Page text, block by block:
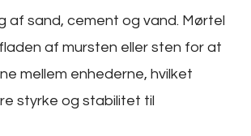
af sand, cement og vand. Mørtel
af mursten eller sten for at
mellem enhederne, hvilket
styrke og stabilitet til